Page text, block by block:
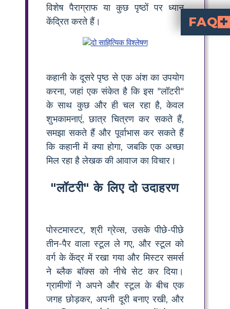
विशेष पैराग्राफ या कुछ पृष्ठों पर ध्यान
केंद्रित करते हैं।
कहानी के दूसरे पृष्ठ से एक अंश का उपयोग
करना, जहां एक संकेत है कि इस "लॉटरी"
के साथ कुछ और ही चल रहा है, केवल
शुभकामनाएं, छात्र चित्रण कर सकते हैं,
समझा सकते हैं और पूर्वाभास कर सकते हैं
कि कहानी में क्या होगा, जबकि एक अच्छा
मिल रहा है लेखक की आवाज का विचार।
"लॉटरी" के लिए दो उदाहरण
पोस्टमास्टर, श्री ग्रेव्स, उसके पीछे-पीछे
तीन-पैर वाला स्टूल ले गए, और स्टूल को
वर्ग के केंद्र में रखा गया और मिस्टर समर्स
ने ब्लैक बॉक्स को नीचे सेट कर दिया।
ग्रामीणों ने अपने और स्टूल के बीच एक
जगह छोड़कर, अपनी दूरी बनाए रखी, और
FAQ